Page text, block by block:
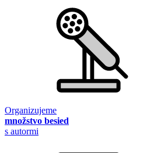
Organizujeme
množstvo besied
s autormi